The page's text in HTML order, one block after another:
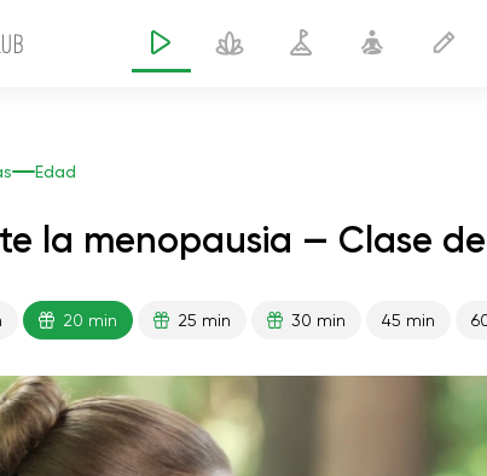
Edad
la menopausia — Clase
20 min 25 min 30 min 45 min